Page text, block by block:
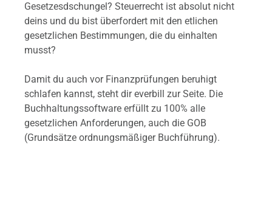
Gesetzesdschungel? Steuerrecht ist absolut nicht
deins und du bist überfordert mit den etlichen
gesetzlichen Bestimmungen, die du einhalten
musst?
Damit du auch vor Finanzprüfungen beruhigt
schlafen kannst, steht dir everbill zur Seite. Die
Buchhaltungssoftware erfüllt zu 100% alle
gesetzlichen Anforderungen, auch die GOB
(Grundsätze ordnungsmäßiger Buchführung).